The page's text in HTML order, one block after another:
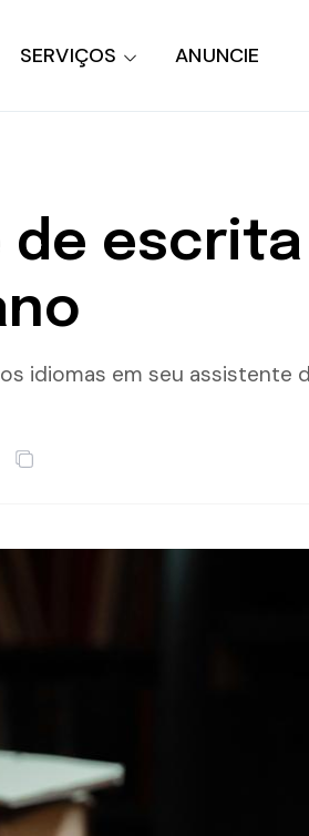
SERVIÇOS ANUNCIE
idiomas em seu assistente